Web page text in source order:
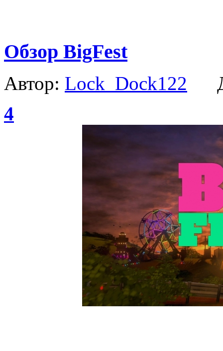
Обзор BigFest
Автор: Lock_Dock122
4